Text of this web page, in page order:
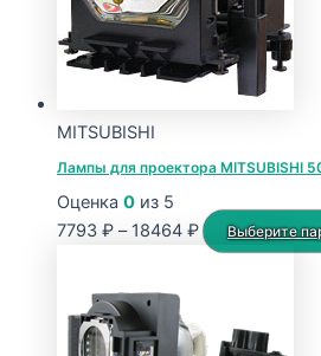
MITSUBISHI
Лампы для проектора MITSUBISHI
Оценка 0 из 5
7793 ₽ – 18464 ₽Диапазон
цен:
18464 ₽
Выберите